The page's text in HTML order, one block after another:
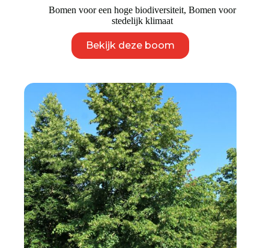
Bomen voor een hoge biodiversiteit,Bomen voor
stedelijk klimaat
Bekijk deze boom
product
heeft
Deze
optie
kan
gekozen
worden
op
de
productpagina